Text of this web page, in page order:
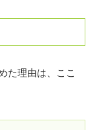
た理由は、ここ